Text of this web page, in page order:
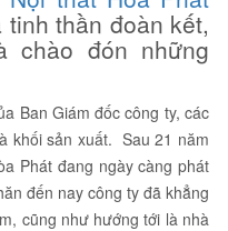
thần đoàn kết,
chào đón những
Ban Giám đốc công ty, các
khối sản xuất. Sau 21 năm
Phát đang ngày càng phát
đến nay công ty đã khẳng
cũng như hướng tới là nhà